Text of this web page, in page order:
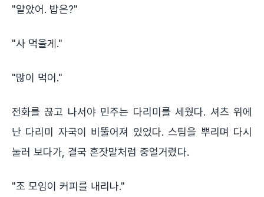
"알았어. 밥은?"
"사 먹을게."
"많이 먹어."
전화를 끊고 나서야 민주는 다리미를 세웠다. 셔츠 위에
난 다리미 자국이 비뚤어져 있었다. 스팀을 뿌리며 다시
눌러 보다가, 결국 혼잣말처럼 중얼거렸다.
"조 모임이 커피를 내리나."